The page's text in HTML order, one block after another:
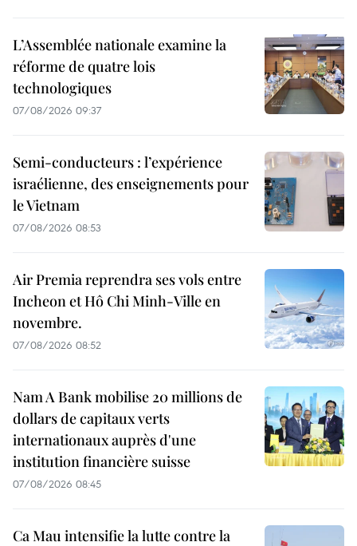
L’Assemblée nationale examine la
réforme de quatre lois
technologiques
07/08/2026 09:37
Semi-conducteurs : l’expérience
israélienne, des enseignements pour
le Vietnam
07/08/2026 08:53
Air Premia reprendra ses vols entre
Incheon et Hô Chi Minh-Ville en
novembre.
07/08/2026 08:52
Nam A Bank mobilise 20 millions de
dollars de capitaux verts
internationaux auprès d'une
institution financière suisse
07/08/2026 08:45
Ca Mau intensifie la lutte contre la